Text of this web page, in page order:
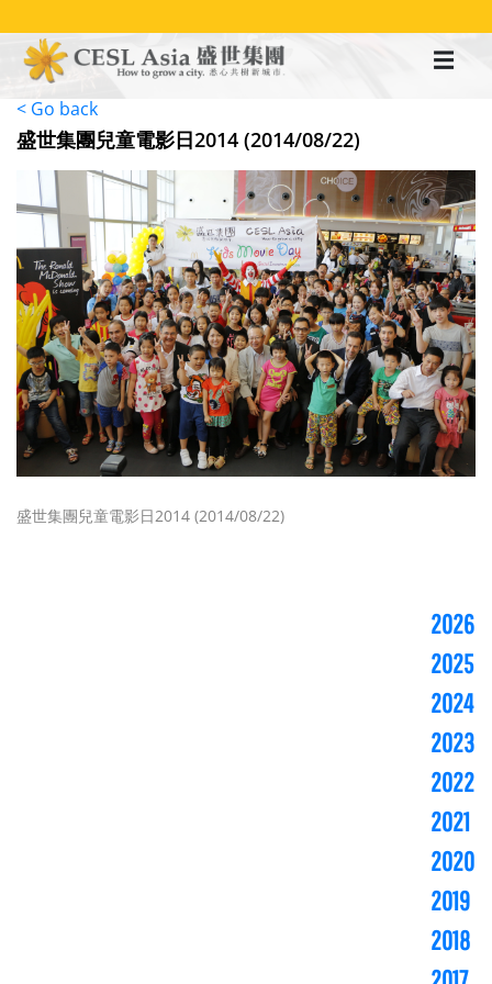
至
< Go back
盛世集團兒童電影日2014 (2014/08/22)
盛世集團兒童電影日2014 (2014/08/22)
2026
2025
2024
2023
2022
2021
2020
2019
2018